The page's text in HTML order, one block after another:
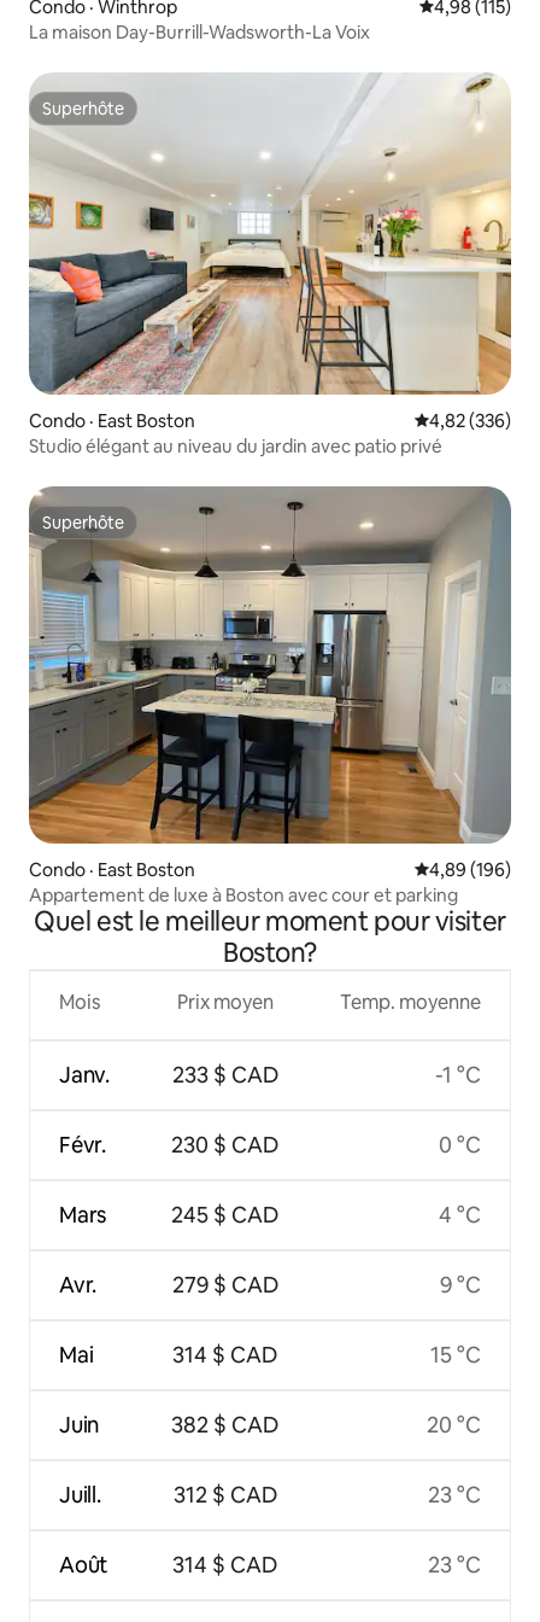
Condo · Winthrop Note
4,98 (115)
La maison Day-Burrill-Wadsworth-La Voix
Superhôte
Superhôte
Condo · East Boston Note
4,82 (336)
Studio élégant au niveau du jardin avec patio privé
Superhôte
Superhôte
Condo · East Boston Note
4,89 (196)
Appartement de luxe à Boston avec cour et parking
Quel est le meilleur moment pour visiter
Boston?
Mois
Janv.
Févr.
Mars
Avr.
Mai
Juin
Juill.
Août
Prix moyen
233 $ CAD
230 $ CAD
245 $ CAD
279 $ CAD
314 $ CAD
382 $ CAD
312 $ CAD
314 $ CAD
Temp. moyenne
-1 °C
0 °C
4 °C
9 °C
15 °C
20 °C
23 °C
23 °C